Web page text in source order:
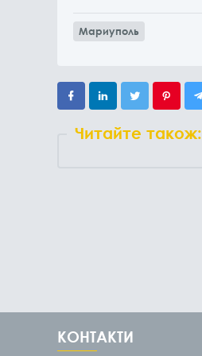
Мариуполь
Читайте також:
КОНТАКТИ